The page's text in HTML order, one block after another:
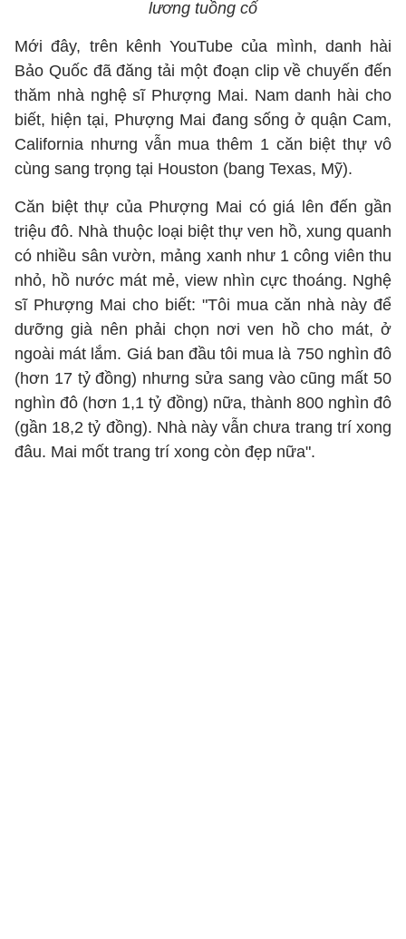
lương tuồng cổ
Mới đây, trên kênh YouTube của mình, danh hài
Bảo Quốc đã đăng tải một đoạn clip về chuyến đến
thăm nhà nghệ sĩ Phượng Mai. Nam danh hài cho
biết, hiện tại, Phượng Mai đang sống ở quận Cam,
California nhưng vẫn mua thêm 1 căn biệt thự vô
cùng sang trọng tại Houston (bang Texas, Mỹ).
Căn biệt thự của Phượng Mai có giá lên đến gần
triệu đô. Nhà thuộc loại biệt thự ven hồ, xung quanh
có nhiều sân vườn, mảng xanh như 1 công viên thu
nhỏ, hồ nước mát mẻ, view nhìn cực thoáng. Nghệ
sĩ Phượng Mai cho biết: "Tôi mua căn nhà này để
dưỡng già nên phải chọn nơi ven hồ cho mát, ở
ngoài mát lắm. Giá ban đầu tôi mua là 750 nghìn đô
(hơn 17 tỷ đồng) nhưng sửa sang vào cũng mất 50
nghìn đô (hơn 1,1 tỷ đồng) nữa, thành 800 nghìn đô
(gần 18,2 tỷ đồng). Nhà này vẫn chưa trang trí xong
đâu. Mai mốt trang trí xong còn đẹp nữa".